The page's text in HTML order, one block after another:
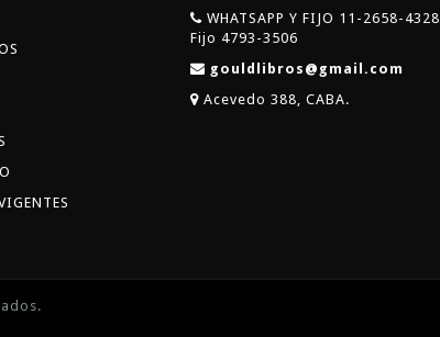
WHATSAPP Y FIJO 11-2658-4328
Fijo 4793-3506
gouldlibros@gmail.com
Acevedo 388, CABA.